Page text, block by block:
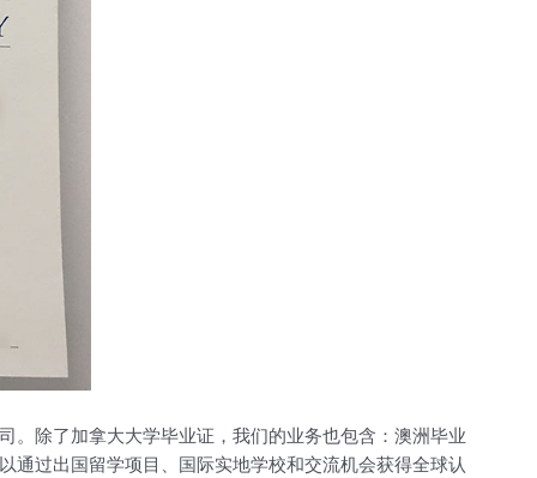
。除了加拿大大学毕业证，我们的业务也包含：澳洲毕业
通过出国留学项目、国际实地学校和交流机会获得全球认